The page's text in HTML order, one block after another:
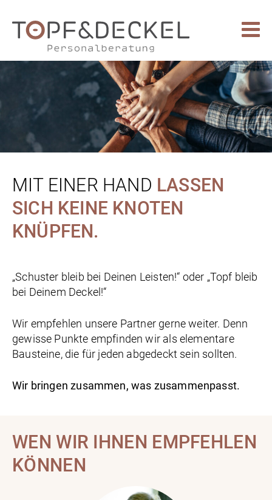
MIT EINER HAND LASSEN
SICH KEINE KNOTEN
KNÜPFEN.
„Schuster bleib bei Deinen Leisten!“ oder „Topf bleib
bei Deinem Deckel!“
Wir empfehlen unsere Partner gerne weiter. Denn
gewisse Punkte empfinden wir als elementare
Bausteine, die für jeden abgedeckt sein sollten.
Wir bringen zusammen, was zusammenpasst.
WEN WIR IHNEN EMPFEHLEN
KÖNNEN